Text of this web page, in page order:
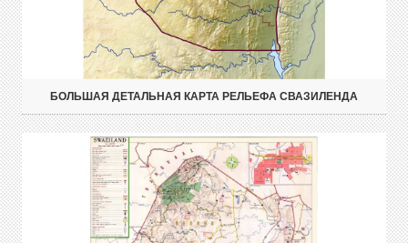
БОЛЬШАЯ ДЕТАЛЬНАЯ КАРТА РЕЛЬЕФА СВАЗИЛЕНДА